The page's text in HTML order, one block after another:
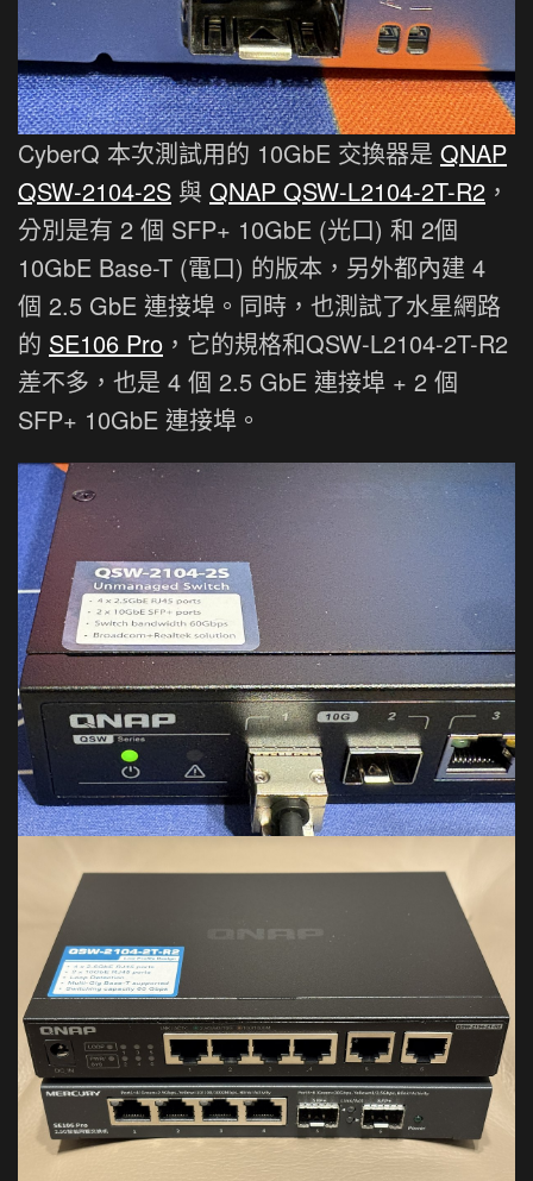
CyberQ 本次測試用的 10GbE 交換器是 QNAP
QSW-2104-2S 與 QNAP QSW-L2104-2T-R2 ，
分別是有 2 個 SFP+ 10GbE (光口) 和 2個
10GbE Base-T (電口) 的版本，另外都內建 4
個 2.5 GbE 連接埠。同時，也測試了水星網路
的 SE106 Pro ，它的規格和QSW-L2104-2T-R2
差不多，也是 4 個 2.5 GbE 連接埠 + 2 個
SFP+ 10GbE 連接埠。